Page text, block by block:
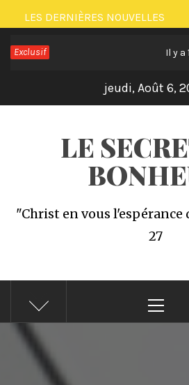
Passer
au
contenu
LES DERNIÈRES NOUVELLES
Exclusif Il y a 1
jeudi, Août 6,
LE
"Christ en vous l'espérance
27